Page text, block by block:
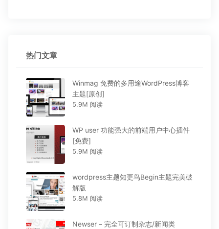
热门文章
Winmag 免费的多用途WordPress博客
主题[原创]
5.9M 阅读
WP user 功能强大的前端用户中心插件
[免费]
5.9M 阅读
wordpress主题知更鸟Begin主题完美破
解版
5.8M 阅读
Newser – 完全可订制杂志/新闻类